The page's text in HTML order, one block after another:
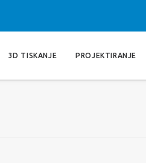
3D TISKANJE PROJEKTIRANJE